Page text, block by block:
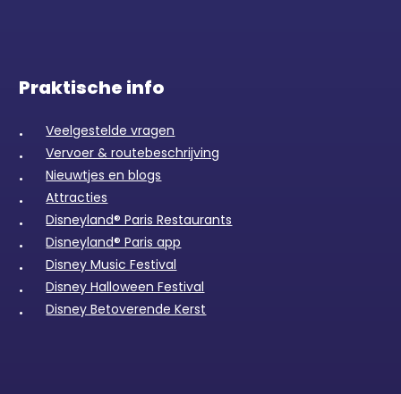
Praktische info
Veelgestelde vragen
Vervoer & routebeschrijving
Nieuwtjes en blogs
Attracties
Disneyland® Paris Restaurants
Disneyland® Paris app
Disney Music Festival
Disney Halloween Festival
Disney Betoverende Kerst